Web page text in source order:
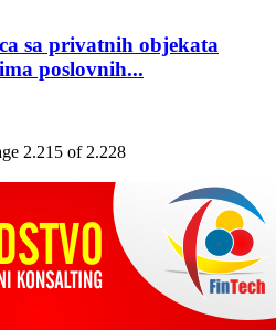
sa privatnih objekata
poslovnih...
2.215 of 2.228